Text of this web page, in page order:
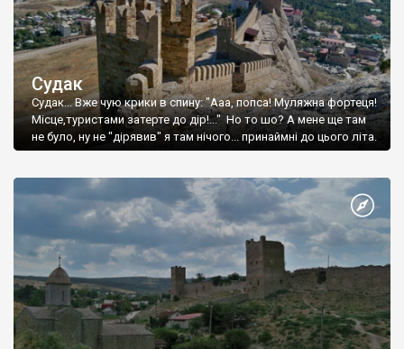
Судак
Судак... Вже чую крики в спину: "Ааа, попса! Муляжна фортеця!
Місце,туристами затерте до дір!..." Но то шо? А мене ще там
не було, ну не "дірявив" я там нічого... принаймні до цього літа.